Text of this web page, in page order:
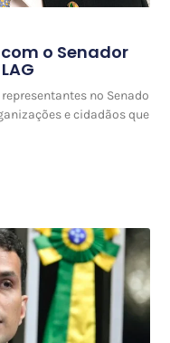
o Senador
no Senado
e cidadãos que